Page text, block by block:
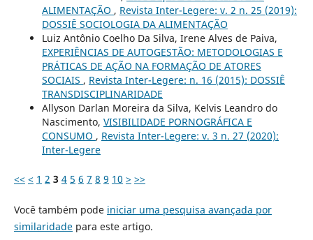
ALIMENTAÇÃO , Revista Inter-Legere: v. 2 n. 25 (2019):
DOSSIÊ SOCIOLOGIA DA ALIMENTAÇÃO
Luiz Antônio Coelho Da Silva, Irene Alves de Paiva,
EXPERIÊNCIAS DE AUTOGESTÃO: METODOLOGIAS E
PRÁTICAS DE AÇÃO NA FORMAÇÃO DE ATORES
SOCIAIS , Revista Inter-Legere: n. 16 (2015): DOSSIÊ
TRANSDISCIPLINARIDADE
Allyson Darlan Moreira da Silva, Kelvis Leandro do
Nascimento, VISIBILIDADE PORNOGRÁFICA E
CONSUMO , Revista Inter-Legere: v. 3 n. 27 (2020):
Inter-Legere
<< < 1 2 3 4 5 6 7 8 9 10 > >>
Você também pode iniciar uma pesquisa avançada por
similaridadepara este artigo.